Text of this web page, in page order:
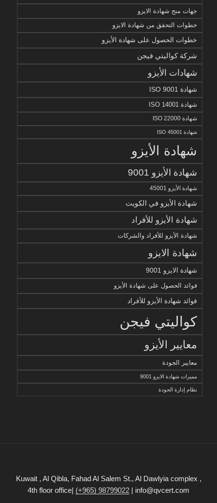
جهات منح شهادة الايزو
خطوات التحقق من شهادة الايزو
خطوات الحصول على شهادة الأيزو
شركة كواليتي فيجن
شهادات الأيزو
شهادة ISO 9001
شهادة ISO 14001
شهادة ISO 22000
شهادة ISO 45001
شهادة الأيزو
شهادة الأيزو 9001
شهادة الأيزو 45001
شهادة الأيزو في الكويت
شهادة الأيزو للأفراد
شهادة الأيزو للأفراد والشركات
شهادة الايزو
شهادة الايزو 9001
فوائد الحصول على شهادة الأيزو
فوائد شهادة الأيزو للأفراد
كواليتي فيجن
معايير الأيزو
معايير الجودة
مميزات شهادة الايزو 9001
نظام إدارة الجودة
Kuwait , Al Qibla, Fahad Al Salem St., Al Dawlyia complex ,
4th floor office| (+965) 98799022 | info@qvcert.com